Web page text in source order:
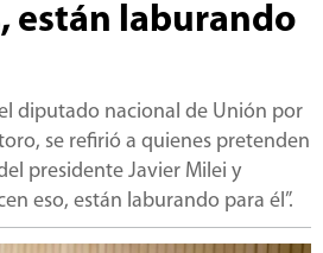
están laburando
diputado nacional de Unión por
se refirió a quienes pretenden
presidente Javier Milei y
eso, están laburando para él”.